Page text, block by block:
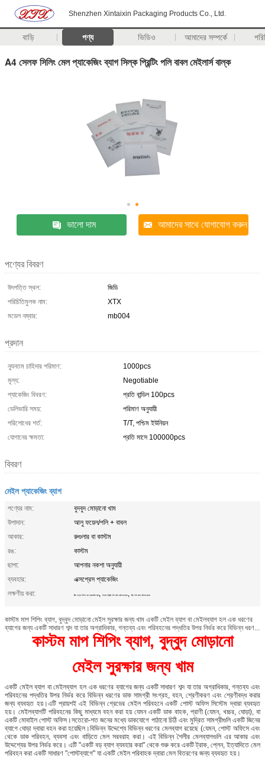
Shenzhen Xintaixin Packaging Products Co., Ltd.
বাড়ি পণ্য ভিডিও আমাদের সম্পর্কে
A4 সেলফ সিলিং মেল প্যাকেজিং ব্যাগ সিল্ক প্রিন্টিং পলি বাবল মেইলার্স বাল্ক
ভালো দাম আমাদের সাথে যোগাযোগ করুন
পণ্যের বিবরণ
উৎপত্তি স্থল:
জিডি
পরিচিতিমুলক নাম:
XTX
মডেল নম্বার:
mb004
প্রদান
ন্যূনতম চাহিদার পরিমাণ:
1000pcs
মূল্য:
Negotiable
প্যাকেজিং বিবরণ:
প্রতি বান্ডিল 100pcs
ডেলিভারি সময়:
পরিমাণ অনুযায়ী
পরিশোধের শর্ত:
T/T, পশ্চিম ইউনিয়ন
যোগানের ক্ষমতা:
প্রতি মাসে 100000pcs
বিবরণ
মেইল প্যাকেজিং ব্যাগ
পণ্যের নাম:
বুদবুদ মোড়ানো খাম
উপাদান:
আলু ফয়েল/পলি + বাবল
আকার:
রুগুলার বা কাস্টম
রঙ:
কাস্টম
ছাপা:
আপনার নকশা অনুযায়ী
ব্যবহার:
এক্সপ্রেস প্যাকেজিং
লক্ষণীয় করা:
A4 সেল্ফ সিলিং মেল প্যাকেজিং ব্যাগ, সিল্ক প্রিন্টিং পলি বাবল মেইলার বাল্ক , A4 পলি বাবল মেইলার বাল্ক
কাস্টম মাপ শিপিং ব্যাগ, বুদ্বুদ মোড়ানো মেইল সুরক্ষার জন্য খাম একটি মেইল ​​ব্যাগ বা মেইলব্যাগ হল এক ধরণের
ব্যাগের জন্য একটি সাধারণ শব্দ যা তার অগ্রাধিকার, গন্তব্য এবং পরিবহনের পদ্ধতির উপর নির্ভর করে বিভিন্ন ধরণ...
কাস্টম মাপ শিপিং ব্যাগ, বুদ্বুদ মোড়ানো
মেইল সুরক্ষার জন্য খাম
একটি মেইল ​​ব্যাগ বা মেইলব্যাগ হল এক ধরণের ব্যাগের জন্য একটি সাধারণ শব্দ যা তার অগ্রাধিকার, গন্তব্য এবং
পরিবহনের পদ্ধতির উপর নির্ভর করে বিভিন্ন ধরণের ডাক সামগ্রী সংগ্রহ, বহন, শ্রেণীকরণ এবং শ্রেণীবদ্ধ করার
জন্য ব্যবহৃত হয়।এটি প্রায়শই এই বিভিন্ন গ্রেডের মেইল ​​পরিবহনে একটি পোস্ট অফিস সিস্টেম দ্বারা ব্যবহৃত
হয়। মেইলব্যাগটি পরিবহনের কিছু মাধ্যমে বহন করা হয় যেমন একটি ডাক বাহক, প্রাণী (যেমন, খচ্চর, ঘোড়া), বা
একটি মোবাইল পোস্ট অফিস।সতেরো-শত জনের মধ্যে ডাকযোগে পাঠানো চিঠি এবং মুদ্রিত সামগ্রীগুলি একটি জিনের
ব্যাগে ঘোড়া দ্বারা বহন করা হয়েছিল।বিভিন্ন উদ্দেশ্যে বিভিন্ন ধরণের মেলব্যাগ রয়েছে (যেমন, পোস্ট অফিসে এবং
থেকে ডাক পরিবহন, ব্যবসা এবং বাড়িতে মেল সরবরাহ করা। এই বিভিন্ন শৈলীর মেলব্যাগগুলি এর আকার এবং
উদ্দেশ্যের উপর নির্ভর করে। এটি "একটি বড় ব্যাগ ব্যবহার করা" থেকে শুরু করে একটি ট্রাক, প্লেন, ইত্যাদিতে মেল
পরিবহন করা একটি সাধারণ "পোস্টব্যাগে" যা একটি মেইল ​​​​পরিবাহক দ্বারা মেল বিতরণের জন্য ব্যবহৃত হয়।